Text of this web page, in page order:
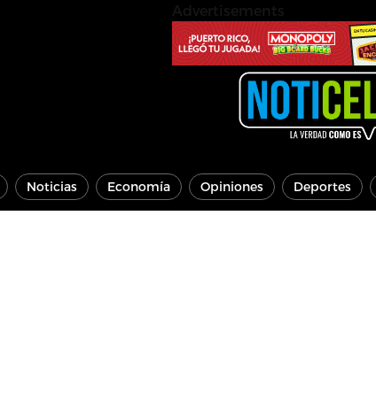
Noticias Economía Opiniones Deportes